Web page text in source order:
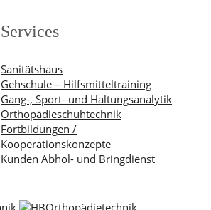
Services
Sanitätshaus
Gehschule – Hilfsmitteltraining
Gang-, Sport- und Haltungsanalytik
Orthopädieschuhtechnik
Fortbildungen /
Kooperationskonzepte
Kunden Abhol- und Bringdienst